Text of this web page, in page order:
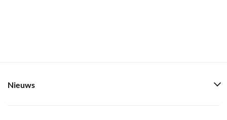
Nieuws